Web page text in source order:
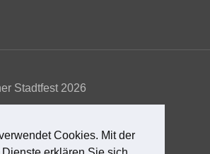
Cookies. Mit der
Stadtfest 2026